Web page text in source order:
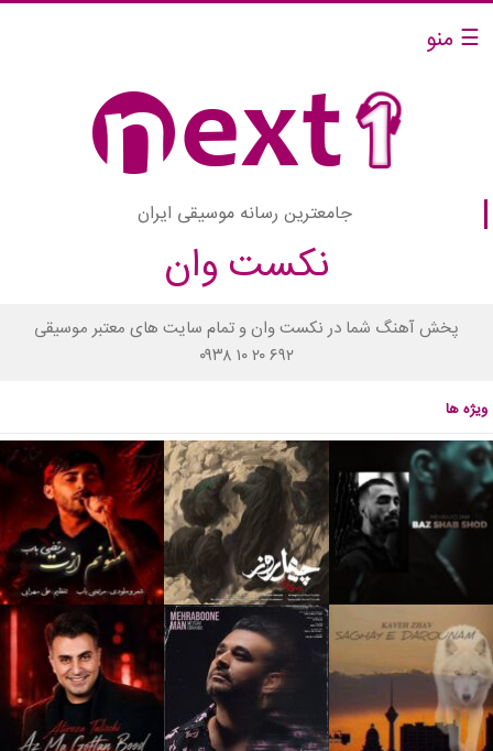
☰ منو
جامعترین رسانه موسیقی ایران
نکست وان
پخش آهنگ شما در نکست وان و تمام سایت های معتبر موسیقی
۰۹۳۸ ۱۰ ۲۰ ۶۹۲
ویژه ها